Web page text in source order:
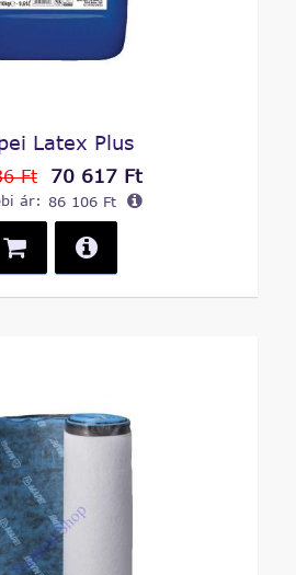
Latex Plus
Ft 70 617 Ft
ár: 86 106 Ft